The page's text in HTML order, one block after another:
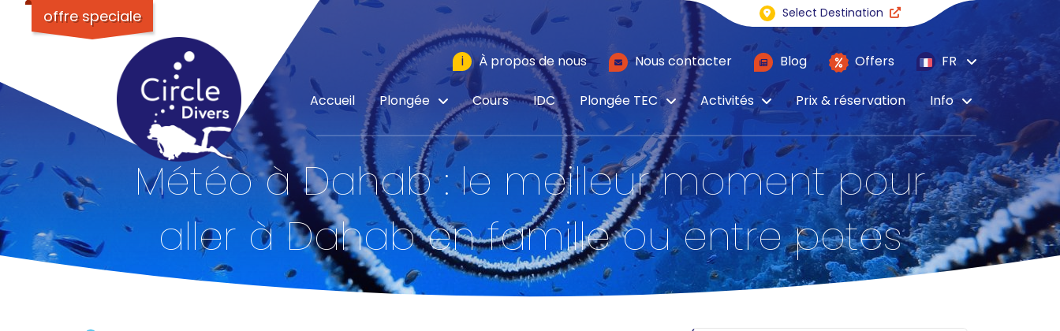
Select Destination
i À propos de nous Nous contacter Blog Offers FR
Accueil Plongée Cours IDC Plongée TEC Activités Prix & réservation Info
Météo à Dahab : le meilleur moment pour
aller à Dahab en famille ou entre potes
offre speciale